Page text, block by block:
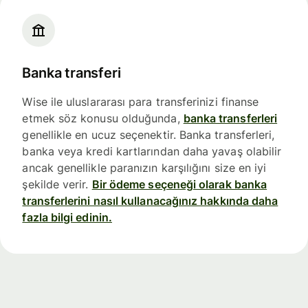
Banka transferi
Wise ile uluslararası para transferinizi finanse
etmek söz konusu olduğunda, banka transferleri
genellikle en ucuz seçenektir. Banka transferleri,
banka veya kredi kartlarından daha yavaş olabilir
ancak genellikle paranızın karşılığını size en iyi
şekilde verir. Bir ödeme seçeneği olarak banka
transferlerini nasıl kullanacağınız hakkında daha
fazla bilgi edinin.